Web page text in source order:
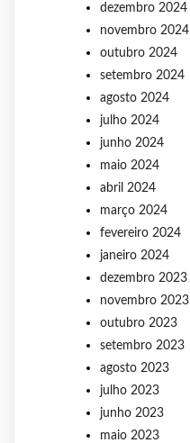
dezembro 2024
novembro 2024
outubro 2024
setembro 2024
agosto 2024
julho 2024
junho 2024
maio 2024
abril 2024
março 2024
fevereiro 2024
janeiro 2024
dezembro 2023
novembro 2023
outubro 2023
setembro 2023
agosto 2023
julho 2023
junho 2023
maio 2023